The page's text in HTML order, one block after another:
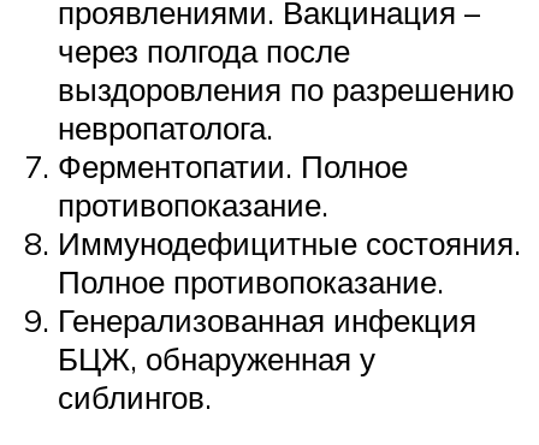
проявлениями. Вакцинация –
через полгода после
выздоровления по разрешению
невропатолога.
Ферментопатии. Полное
противопоказание.
Иммунодефицитные состояния.
Полное противопоказание.
Генерализованная инфекция
БЦЖ, обнаруженная у
сиблингов.